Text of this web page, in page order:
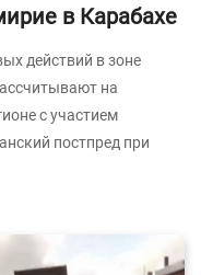
в Карабахе
действий в зоне
на
с участием
постпред при